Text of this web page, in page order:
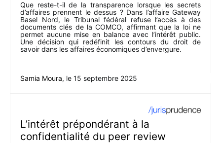
Que reste-t-il de la transparence lorsque les secrets
d’affaires prennent le dessus ? Dans l’affaire Gateway
Basel Nord, le Tribunal fédéral refuse l’accès à des
documents clés de la COMCO, affirmant que la loi ne
permet aucune mise en balance avec l’intérêt public.
Une décision qui redéfinit les contours du droit de
savoir dans les affaires économiques d’envergure.
Samia Moura, le 15 septembre 2025
L’intérêt prépondérant à la
confidentialité du peer review